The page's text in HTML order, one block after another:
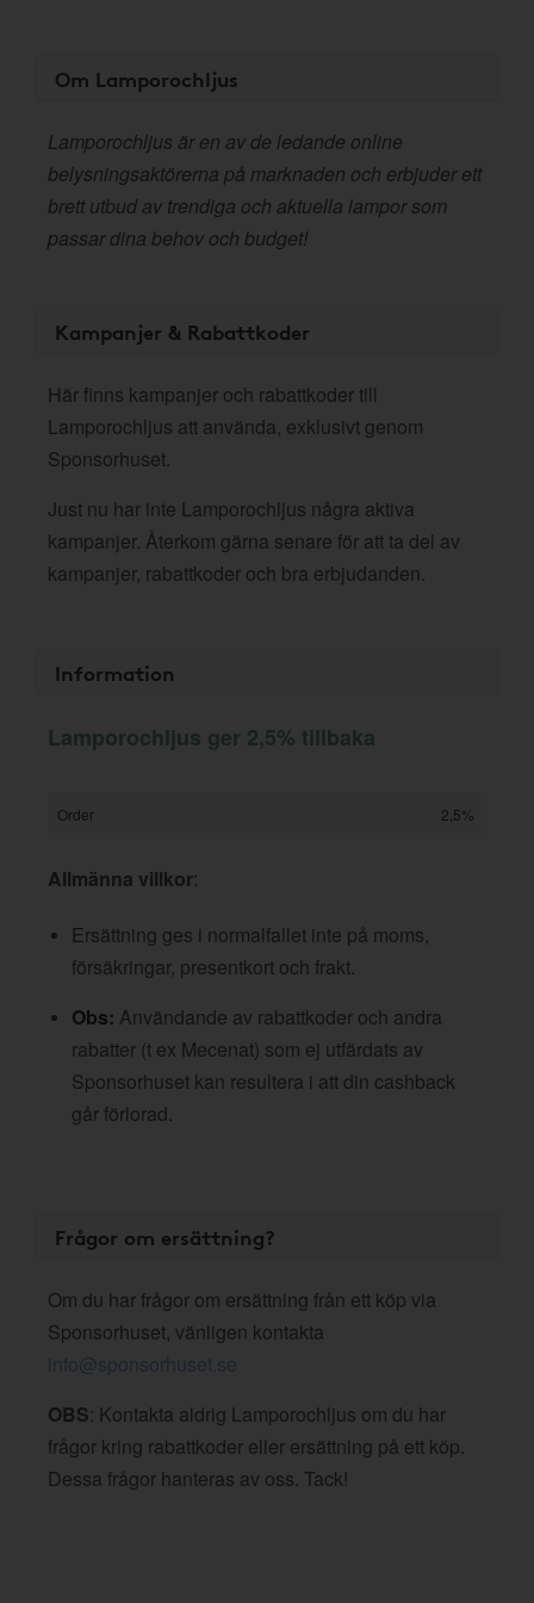
Om Lamporochljus
Lamporochljus är en av de ledande online
belysningsaktörerna på marknaden och erbjuder ett
brett utbud av trendiga och aktuella lampor som
passar dina behov och budget!
Kampanjer & Rabattkoder
Här finns kampanjer och rabattkoder till
Lamporochljus att använda, exklusivt genom
Sponsorhuset.
Just nu har inte Lamporochljus några aktiva
kampanjer. Återkom gärna senare för att ta del av
kampanjer, rabattkoder och bra erbjudanden.
Information
Lamporochljus ger 2,5% tillbaka
Order 2,5%
Allmänna villkor:
Ersättning ges i normalfallet inte på moms,
försäkringar, presentkort och frakt.
Obs: Användande av rabattkoder och andra
rabatter (t ex Mecenat) som ej utfärdats av
Sponsorhuset kan resultera i att din cashback
går förlorad.
Frågor om ersättning?
Om du har frågor om ersättning från ett köp via
Sponsorhuset, vänligen kontakta
info@sponsorhuset.se
OBS: Kontakta aldrig Lamporochljus om du har
frågor kring rabattkoder eller ersättning på ett köp.
Dessa frågor hanteras av oss. Tack!